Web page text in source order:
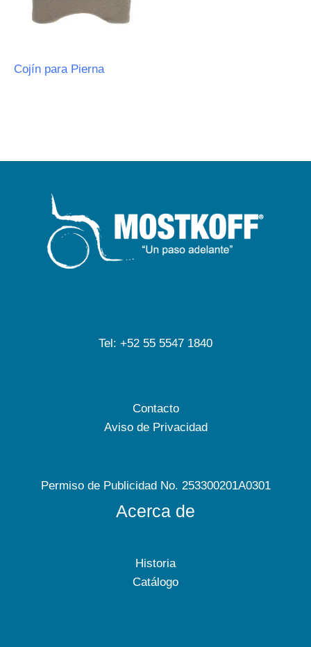
Cojín para Pierna
Tel: +52 55 5547 1840
Contacto
Aviso de Privacidad
Permiso de Publicidad No. 253300201A0301
Acerca de
Historia
Catálogo